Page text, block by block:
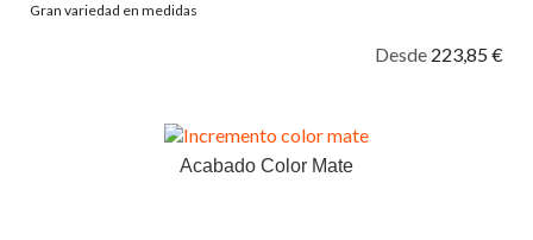
Gran variedad en medidas
Desde 223,85 €
Acabado Color Mate